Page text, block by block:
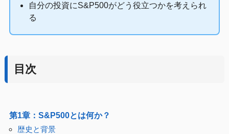
自分の投資にS&P500がどう役立つかを考えられ
る
目次
第1章：S&P500とは何か？
歴史と背景